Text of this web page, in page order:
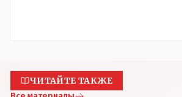
ЧИТАЙТЕ ТАКЖЕ